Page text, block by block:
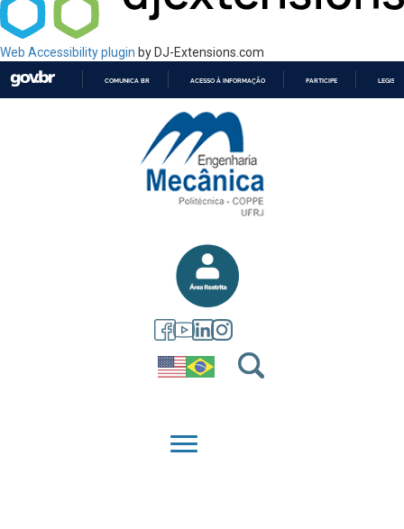
Web Accessibility plugin by DJ-Extensions.com
PARA
CONTEÚDO
COMUNICA BR ACESSO À INFORMAÇÃO PARTICIPE
QUEM SOMOS